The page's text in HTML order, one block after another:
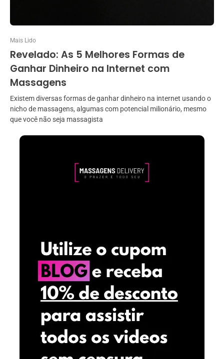
Mais Lido
Revelado: As 5 Melhores Formas de
Ganhar Dinheiro na Internet com
Massagens
Existem diversas formas de ganhar dinheiro na internet usando o
nicho de massagens, algumas com potencial milionário, mesmo
que você não seja massagista